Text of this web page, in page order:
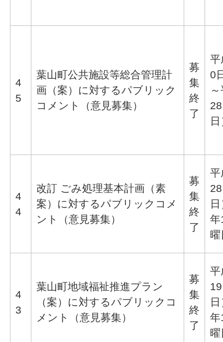
4
5
葉山町公共施設等総合管理計
画（案）に対するパブリック
コメント（意見募集）
募
集
終
了
平
0
4
4
改訂 ごみ処理基本計画（素
案）に対するパブリックコメ
ント（意見募集）
募
集
終
了
平
年
曜
4
3
葉山町地域福祉推進プラン
（案）に対するパブリックコ
メント（意見募集）
募
集
終
了
平
年
曜